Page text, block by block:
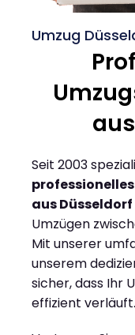
Umzug
Seit 2003
aus Düsseldorf
Umzügen
Mit unserer
unserem
sicher, dass Ihr
effizient verläuft.